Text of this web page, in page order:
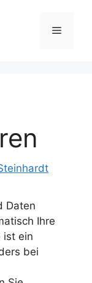
Menü
Daten
Ihre
ist ein
bei